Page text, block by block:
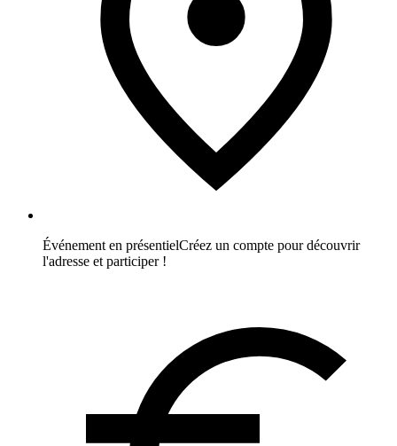
Événement en présentielCréez un compte pour découvrir
l'adresse et participer !